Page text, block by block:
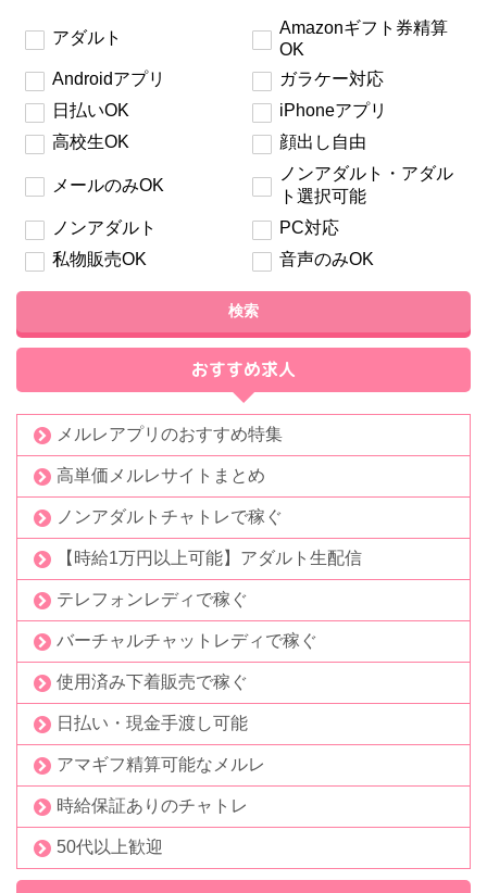
アダルト
Amazonギフト券精算
OK
Androidアプリ
ガラケー対応
日払いOK
iPhoneアプリ
高校生OK
顔出し自由
メールのみOK
ノンアダルト・アダル
ト選択可能
ノンアダルト
PC対応
私物販売OK
音声のみOK
検索
おすすめ求人
メルレアプリのおすすめ特集
高単価メルレサイトまとめ
ノンアダルトチャトレで稼ぐ
【時給1万円以上可能】アダルト生配信
テレフォンレディで稼ぐ
バーチャルチャットレディで稼ぐ
使用済み下着販売で稼ぐ
日払い・現金手渡し可能
アマギフ精算可能なメルレ
時給保証ありのチャトレ
50代以上歓迎